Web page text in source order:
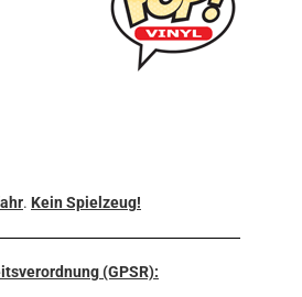
. Kein Spielzeug!
(GPSR):